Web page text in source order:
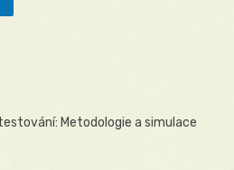
Metodologie a simulace